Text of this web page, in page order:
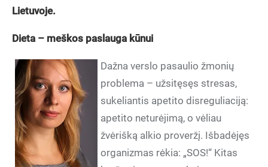
Lietuvoje.
Dieta – meškos paslauga kūnui
Dažna verslo pasaulio žmonių
problema – užsitęsęs stresas,
sukeliantis apetito disreguliaciją:
apetito neturėjimą, o vėliau
žvėrišką alkio proveržį. Išbadėjęs
organizmas rėkia: „SOS!“ Kitas